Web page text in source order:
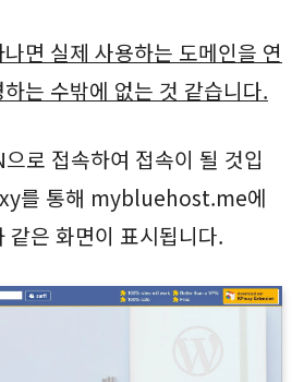
면 실제 사용하는 도메인을 연
는 수밖에 없는 것 같습니다.
로 접속하여 접속이 될 것입
를 통해 mybluehost.me에
같은 화면이 표시됩니다.